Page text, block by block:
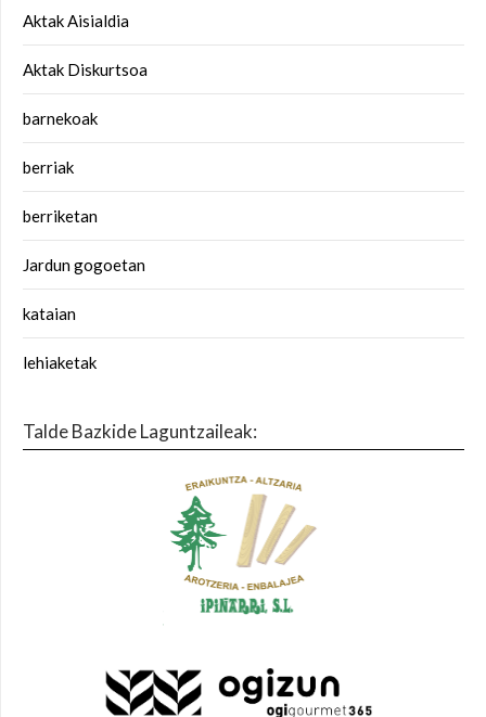
Aktak Aisialdia
Aktak Diskurtsoa
barnekoak
berriak
berriketan
Jardun gogoetan
kataian
lehiaketak
Talde Bazkide Laguntzaileak: